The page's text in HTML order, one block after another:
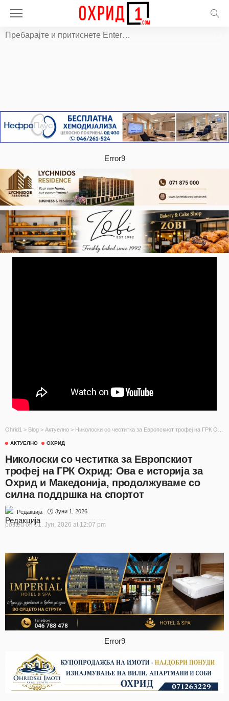
Error9
Ohrid1 > Blog > Актуелно > Николоски со честитка за Европскиот трофеј на ГРК Охрид: Ова е историја за Охрид и Македонија, продолжуваме со силна поддршка на спортот
АКТУЕЛНО ОХРИД
Николоски со честитка за Европскиот
трофеј на ГРК Охрид: Ова е историја за
Охрид и Македонија, продолжуваме со
силна поддршка на спортот
Редакција Јуни 1, 2026
posted on 01. Јун, 2026 at 12:07 pm
Error9